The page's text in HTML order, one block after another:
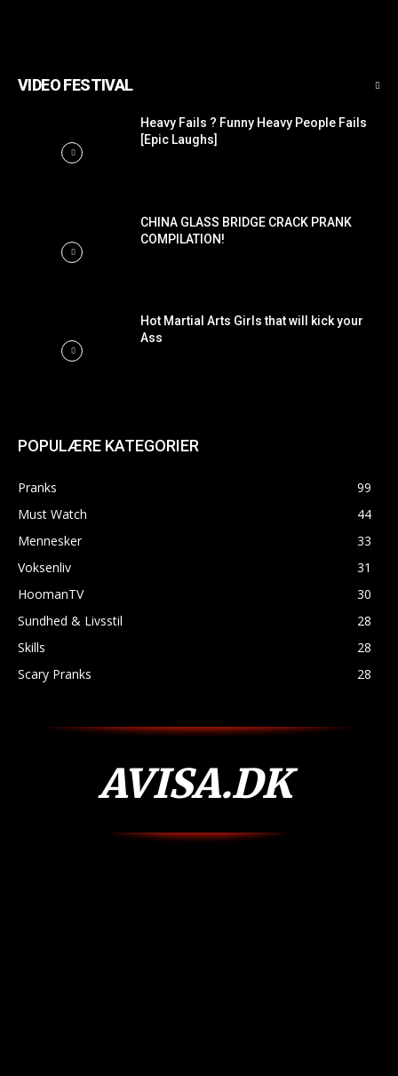
VIDEO FESTIVAL
Heavy Fails ? Funny Heavy People Fails
[Epic Laughs]
CHINA GLASS BRIDGE CRACK PRANK
COMPILATION!
Hot Martial Arts Girls that will kick your
Ass
POPULÆRE KATEGORIER
Pranks
99
Must Watch
44
Mennesker
33
Voksenliv
31
HoomanTV
30
Sundhed & Livsstil
28
Skills
28
Scary Pranks
28
AVISA.DK